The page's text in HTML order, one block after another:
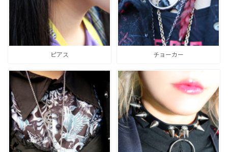
ピアス チョーカー